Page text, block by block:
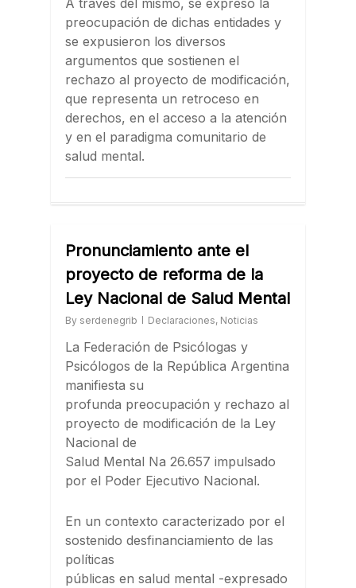
preocupación de dichas entidades y
se expusieron los diversos
argumentos que sostienen el
rechazo al proyecto de modificación,
que representa un retroceso en
derechos, en el acceso a la atención
y en el paradigma comunitario de
salud mental.
Pronunciamiento ante el
proyecto de reforma de la
Ley Nacional de Salud Mental
By serdenegrib Declaraciones, Noticias
La Federación de Psicólogas y
Psicólogos de la República Argentina
manifiesta su
profunda preocupación y rechazo al
proyecto de modificación de la Ley
Nacional de
Salud Mental Na 26.657 impulsado
por el Poder Ejecutivo Nacional.
En un contexto caracterizado por el
sostenido desfinanciamiento de las
políticas
públicas en salud mental -expresado